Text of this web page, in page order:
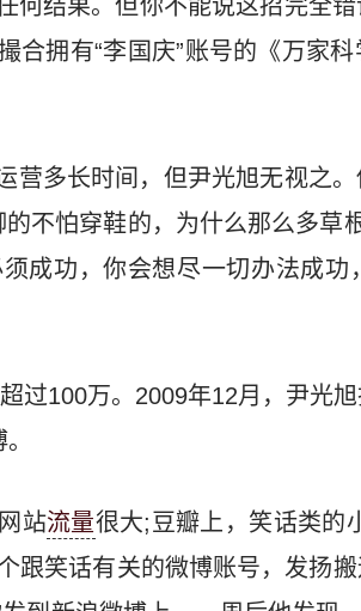
何结果。但你不能说这招完全
合拥有“李国庆”账号的《万家
营多长时间，但尹光旭无视之。
不怕穿鞋的，为什么那么多草
成功，你会想尽一切办法成功
过100万。2009年12月，尹光
站流量很大;豆瓣上，笑话类的
跟笑话有关的微博账号，发扬